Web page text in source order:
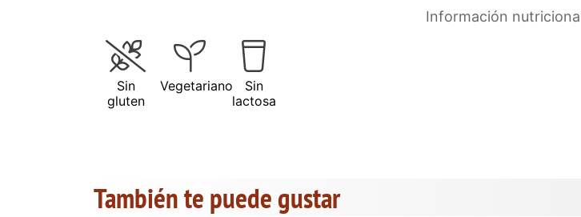
Información
Sin
gluten
Vegetariano
Sin
lactosa
También te puede gustar